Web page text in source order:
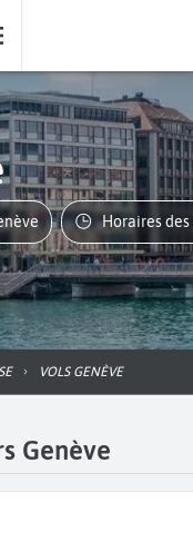
Horaires
VOLS GENÈVE
Genève